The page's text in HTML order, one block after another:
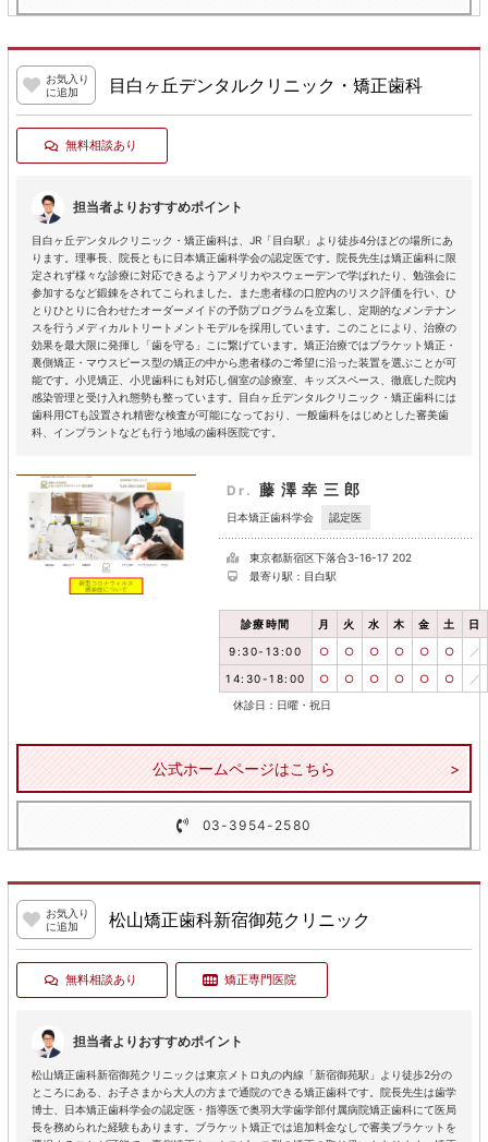
お気入り
に追加
目白ヶ丘デンタルクリニック・矯正歯科
無料相談あり
担当者よりおすすめポイント
目白ヶ丘デンタルクリニック・矯正歯科は、JR「目白駅」より徒歩4分ほどの場所にあ
ります。理事長、院長ともに日本矯正歯科学会の認定医です。院長先生は矯正歯科に限
定されず様々な診療に対応できるようアメリカやスウェーデンで学ばれたり、勉強会に
参加するなど鍛錬をされてこられました。また患者様の口腔内のリスク評価を行い、ひ
とりひとりに合わせたオーダーメイドの予防プログラムを立案し、定期的なメンテナン
スを行うメディカルトリートメントモデルを採用しています。このことにより、治療の
効果を最大限に発揮し「歯を守る」こに繋げています。矯正治療ではブラケット矯正・
裏側矯正・マウスピース型の矯正の中から患者様のご希望に沿った装置を選ぶことが可
能です。小児矯正、小児歯科にも対応し個室の診療室、キッズスペース、徹底した院内
感染管理と受け入れ態勢も整っています。目白ヶ丘デンタルクリニック・矯正歯科には
歯科用CTも設置され精密な検査が可能になっており、一般歯科をはじめとした審美歯
科、インプラントなども行う地域の歯科医院です。
Dr. 藤澤幸三郎
日本矯正歯科学会 認定医
東京都新宿区下落合3-16-17 202
最寄り駅：目白駅
診療時間 月 火 水 木 金 土 日
9:30-13:00 ○ ○ ○ ○ ○ ○ ／
14:30-18:00 ○ ○ ○ ○ ○ ○ ／
休診日：日曜・祝日
公式ホームページはこちら
03-3954-2580
お気入り
に追加
松山矯正歯科新宿御苑クリニック
無料相談あり 矯正専門医院
担当者よりおすすめポイント
松山矯正歯科新宿御苑クリニックは東京メトロ丸の内線「新宿御苑駅」より徒歩2分の
ところにある、お子さまから大人の方まで通院のできる矯正歯科です。院長先生は歯学
博士、日本矯正歯科学会の認定医・指導医で奥羽大学歯学部付属病院矯正歯科にて医局
長を務められた経験もあります。ブラケット矯正では追加料金なしで審美ブラケットを